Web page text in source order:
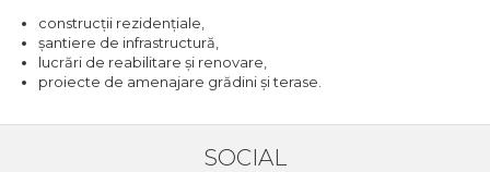
transport marfa
Perie de Sarma
construcții rezidențiale,
șantiere de infrastructură,
lucrări de reabilitare și renovare,
proiecte de amenajare grădini și terase.
SOCIAL